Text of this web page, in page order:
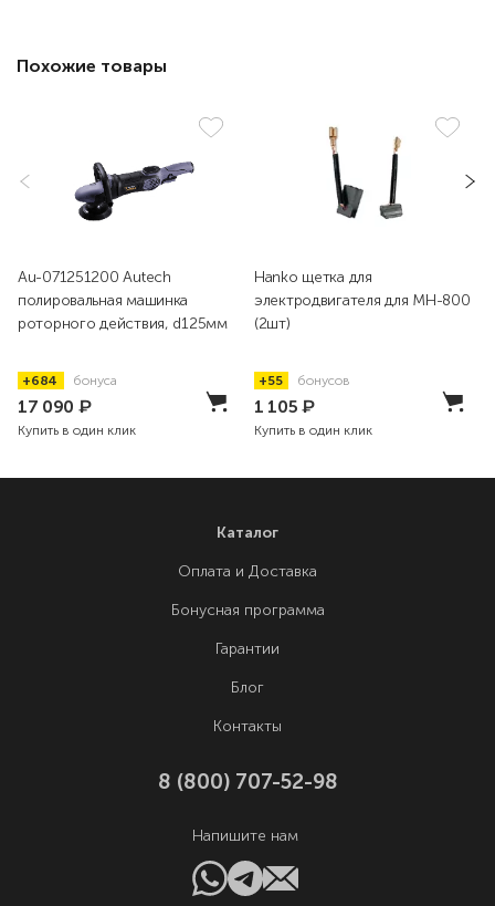
Похожие товары
Au-071251200 Autech
полировальная машинка
роторного действия, d125мм
+684 бонуса
17 090 ₽
Купить в один клик
Hanko щетка для
электродвигателя для MH-800
(2шт)
+55 бонусов
1 105₽
Купить в один клик
Каталог
Оплата и Доставка
Бонусная программа
Гарантии
Блог
Контакты
8 (800) 707-52-98
Напишите нам